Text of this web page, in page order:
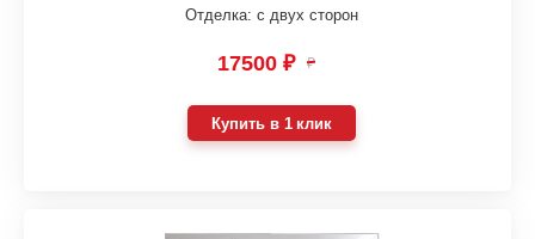
Отделка: с двух сторон
17500 ₽ ₽
Купить в 1 клик